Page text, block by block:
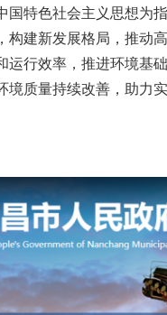
国特色社会主义思想为
构建新发展格局，推动
运行效率，推进环境基
境质量持续改善，助力